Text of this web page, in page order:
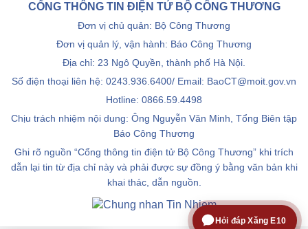
CỔNG THÔNG TIN ĐIỆN TỬ BỘ CÔNG THƯƠNG
Đơn vị chủ quản: Bộ Công Thương
Đơn vị quản lý, vận hành: Báo Công Thương
Địa chỉ: 23 Ngô Quyền, thành phố Hà Nội.
Số điện thoại liên hệ: 0243.936.6400/ Email: BaoCT@moit.gov.vn
Hotline: 0866.59.4498
Chịu trách nhiệm nội dung: Ông Nguyễn Văn Minh, Tổng Biên tập
Báo Công Thương
Ghi rõ nguồn “Cổng thông tin điện tử Bộ Công Thương” khi trích
dẫn lại tin từ địa chỉ này và phải được sự đồng ý bằng văn bản khi
khai thác, dẫn nguồn.
Hỏi đáp Xăng E10